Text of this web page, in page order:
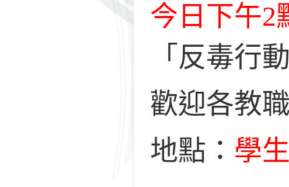
今日下午2
「反毒行
歡迎各教
地點： 學